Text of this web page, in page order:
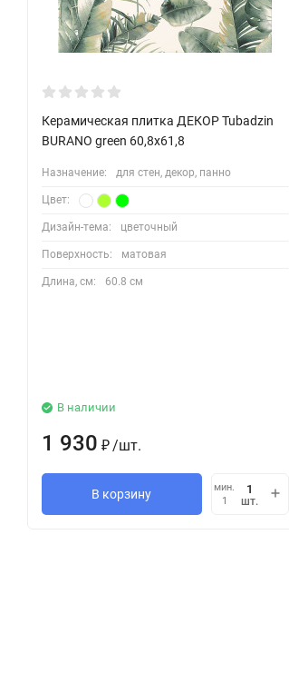
Керамическая плитка ДЕКОР Tubadzin
BURANO green 60,8x61,8
Назначение: для стен, декор, панно
Цвет:
Дизайн-тема: цветочный
Поверхность: матовая
Длина, см: 60.8 см
В наличии
1 930 ₽ /шт.
В корзину
мин.
1
шт.